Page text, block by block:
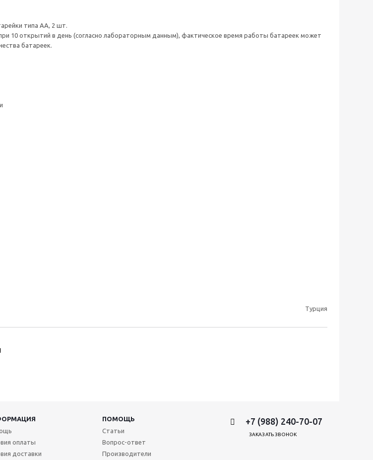
типа АА, 2 шт.
10 открытий в день (согласно лабораторным данным), фактическое время работы батареек может
батареек.
Турция
ПОМОЩЬ
оплаты
доставки
Статьи
Вопрос-ответ
Производители
+7 (988) 240-70-07
ЗАКАЗАТЬ ЗВОНОК